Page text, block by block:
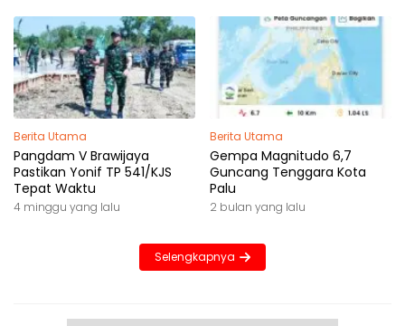
Berita Utama
Pangdam V Brawijaya
Pastikan Yonif TP 541/KJS
Tepat Waktu
4 minggu yang lalu
Berita Utama
Gempa Magnitudo 6,7
Guncang Tenggara Kota
Palu
2 bulan yang lalu
Selengkapnya